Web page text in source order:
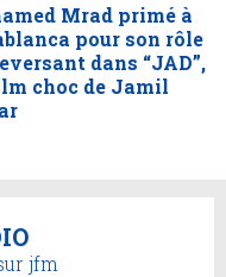
Mrad primé à
pour son rôle
dans “JAD”,
choc de Jamil
jfm